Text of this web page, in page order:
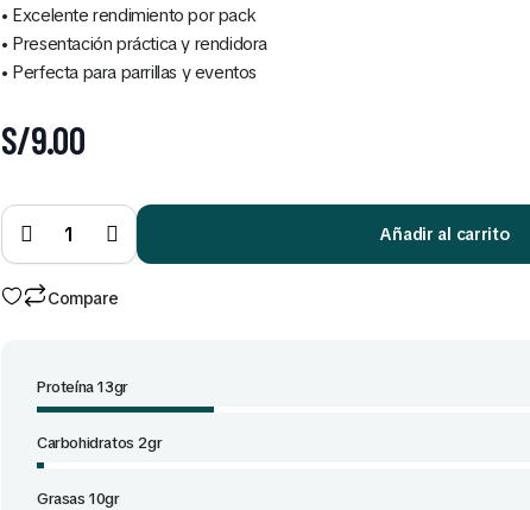
• Excelente rendimiento por pack
• Presentación práctica y rendidora
• Perfecta para parrillas y eventos
S/9.00
Hamburguesa
de Pollo x 16
Und quantity
Añadir al carrito
Compare
Proteína 13gr
Carbohidratos 2gr
Grasas 10gr